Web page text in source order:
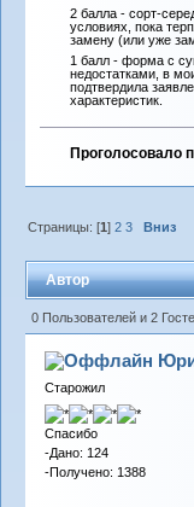
2 балла - сорт-
условиях, пока
замену (или уже
1 балл - форма с
недостатками, в
подтвердила
характеристик.
Проголосовало
Страницы: [1]2 3 Вниз
Автор
0 Пользователей и 2
Старожил
Спасибо
-Дано: 124
-Получено: 1388